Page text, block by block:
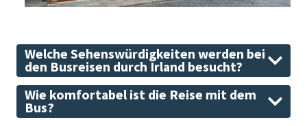
Welche Sehenswürdigkeiten werden bei
den Busreisen durch Irland besucht?
Wie komfortabel ist die Reise mit dem
Bus?